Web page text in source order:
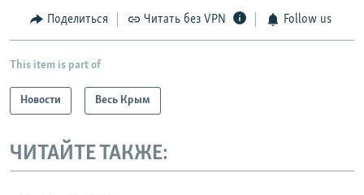
Поделиться Читать без VPN Follow us
This item is part of
Новости Весь Крым
ЧИТАЙТЕ ТАКЖЕ: